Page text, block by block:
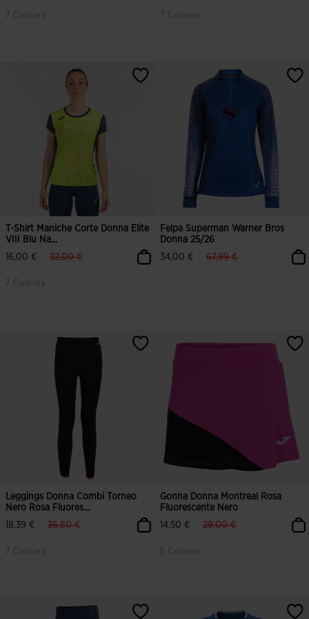
7 Colores 7 Colores
T-Shirt Maniche Corte Donna Elite
VIII Blu Na...
16,00 €
label.price.reduced.from
32,00 €label.price.to
7 Colores
Felpa Superman Warner Bros
Donna 25/26
34,00 €
label.price.reduced.from
67,99 €label.price.to
Leggings Donna Combi Torneo
Nero Rosa Fluores...
18,39 €
label.price.reduced.from
36,80 €label.price.to
7 Colores
Gonna Donna Montreal Rosa
Fluorescente Nero
14,50 €
label.price.reduced.from
29,00 €label.price.to
5 Colores